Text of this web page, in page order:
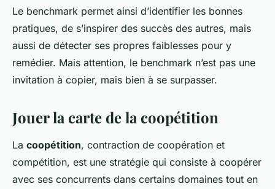
Le benchmark permet ainsi d’identifier les bonnes
pratiques, de s’inspirer des succès des autres, mais
aussi de détecter ses propres faiblesses pour y
remédier. Mais attention, le benchmark n’est pas une
invitation à copier, mais bien à se surpasser.
Jouer la carte de la coopétition
La coopétition, contraction de coopération et
compétition, est une stratégie qui consiste à coopérer
avec ses concurrents dans certains domaines tout en